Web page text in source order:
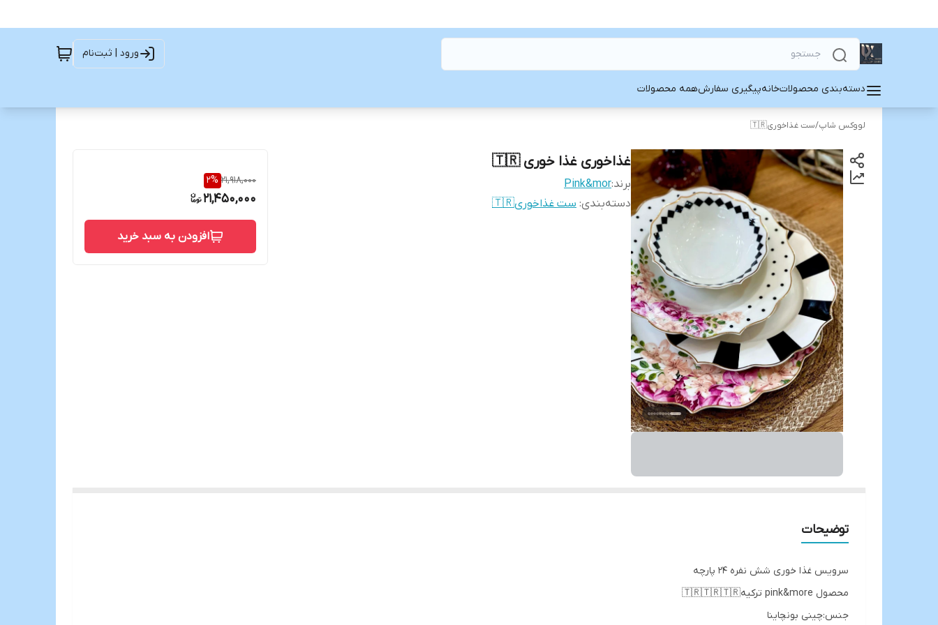
ورود | ثبت‌نام
دسته‌بندی محصولاتخانهپیگیری سفارشهمه محصولات
لووکس شاپ/ست غذاخوری🇹🇷
غذاخوری غذا خوری 🇹🇷
برند:Pink&mor
دسته‌بندی: ست غذاخوری🇹🇷
21,918,000
2%
21,450,000
افزودن به سبد خرید
توضیحات
سرویس غذا خوری شش نفره 24 پارچه
محصول pink&more ترکیه🇹🇷🇹🇷🇹🇷
جنس:چینی بونچاینا